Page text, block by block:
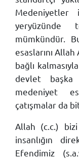
Medeniyetler
mümkündür.
esaslarını
bağlı
devlet
medeniyet
çatışmalar da
Allah (c.c.)
insanlığın
Efendimiz